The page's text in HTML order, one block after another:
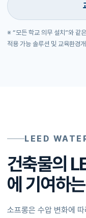
※ “모든 학교 의무 설치”와 같
적용 가능 솔루션 및 교육환경
LEED
건축물의
에 기여하
소프롱은 수압 변화에